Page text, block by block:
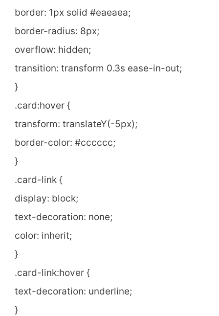
border: 1px solid #eaeaea;
border-radius: 8px;
overflow: hidden;
transition: transform 0.3s ease-in-out;
}
.card:hover {
transform: translateY(-5px);
border-color: #cccccc;
}
.card-link {
display: block;
text-decoration: none;
color: inherit;
}
.card-link:hover {
text-decoration: underline;
}